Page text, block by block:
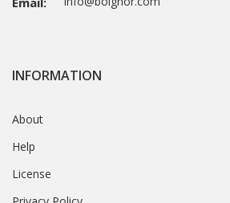
INFORMATION
About
Help
License